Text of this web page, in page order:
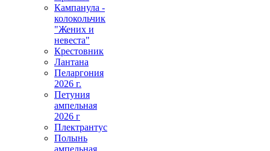
Кампанула -
колокольчик
"Жених и
невеста"
Крестовник
Лантана
Пеларгония
2026 г.
Петуния
ампельная
2026 г
Плектрантус
Полынь
ампельная